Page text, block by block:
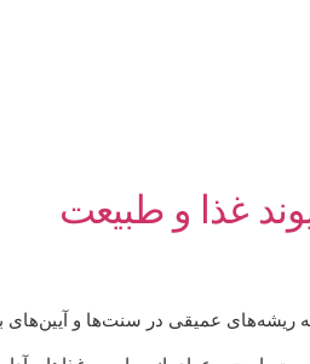
غذا و طبیعت
عمیقی در سنت‌ها و آیین‌های